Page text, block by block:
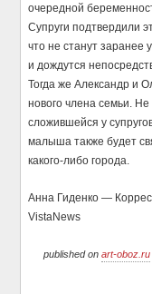
очередной
Супруги подтвердили
что не станут заранее
и дождутся
Тогда же Александр и
нового члена семьи.
сложившейся у
малыша также будет
какого-либо города.
Анна Гиденко —
VistaNews
published on art-oboz.ru